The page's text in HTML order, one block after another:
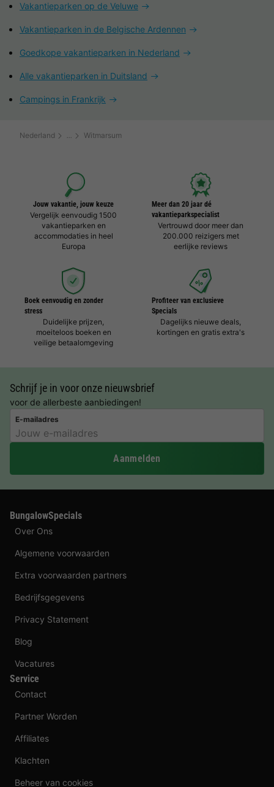
Vakantieparken op de Veluwe
Vakantieparken in de Belgische Ardennen
Goedkope vakantieparken in Nederland
Alle vakantieparken in Duitsland
Campings in Frankrijk
Nederland Witmarsum
Jouw vakantie, jouw keuze
Vergelijk eenvoudig 1500
vakantieparken en
accommodaties in heel
Europa
Meer dan 20 jaar dé
vakantieparkspecialist
Vertrouwd door meer dan
200.000 reizigers met
eerlijke reviews
Boek eenvoudig en zonder
stress
Duidelijke prijzen,
moeiteloos boeken en
veilige betaalomgeving
Profiteer van exclusieve
Specials
Dagelijks nieuwe deals,
kortingen en gratis extra's
Schrijf je in voor onze nieuwsbrief
voor de allerbeste aanbiedingen!
E-mailadres
Aanmelden
BungalowSpecials
Over Ons
Algemene voorwaarden
Extra voorwaarden partners
Bedrijfsgegevens
Privacy Statement
Blog
Vacatures
Service
Contact
Partner Worden
Affiliates
Klachten
Beheer van cookies